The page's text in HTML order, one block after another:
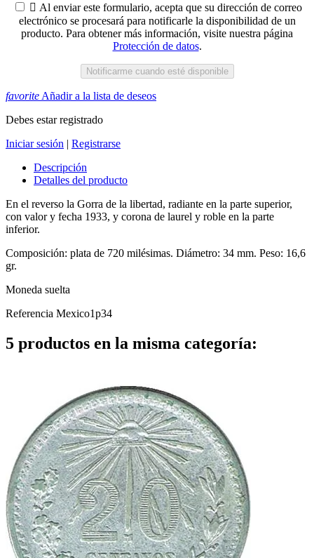
 Al enviar este formulario, acepta que su dirección de correo
electrónico se procesará para notificarle la disponibilidad de un
producto. Para obtener más información, visite nuestra página
Protección de datos.
Notificarme cuando esté disponible
favorite Añadir a la lista de deseos
Debes estar registrado
Iniciar sesión | Registrarse
Descripción
Detalles del producto
En el reverso la Gorra de la libertad, radiante en la parte superior,
con valor y fecha 1933, y corona de laurel y roble en la parte
inferior.
Composición: plata de 720 milésimas. Diámetro: 34 mm. Peso: 16,6
gr.
Moneda suelta
Referencia Mexico1p34
5 productos en la misma categoría: